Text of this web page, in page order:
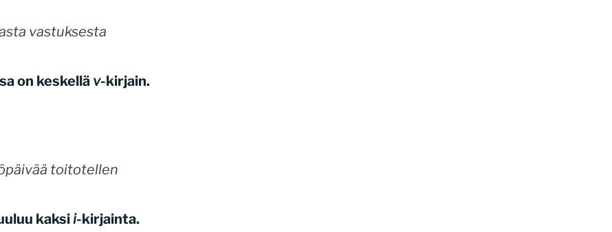
vastuksesta
on keskellä v-kirjain.
toitotellen
kaksi i-kirjainta.